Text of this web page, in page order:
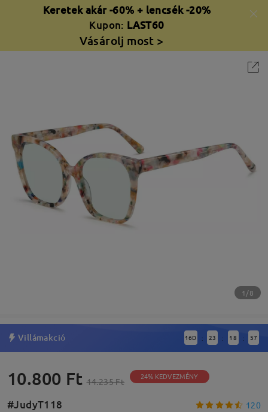
Keretek akár -60% + lencsék -20%
Kupon: LAST60
Vásárolj most >
1/8
Villámakció 16D : 23 : 18 : 57
10.800 Ft 14.235 Ft 24% KEDVEZMÉNY
#JudyT118 120